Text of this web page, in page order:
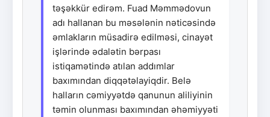
təşəkkür edirəm. Fuad Məmmədovun
adı hallanan bu məsələnin nəticəsində
əmlakların müsadirə edilməsi, cinayət
işlərində ədalətin bərpası
istiqamətində atılan addımlar
baxımından diqqətəlayiqdir. Belə
halların cəmiyyətdə qanunun aliliyinin
təmin olunması baxımından əhəmiyyəti